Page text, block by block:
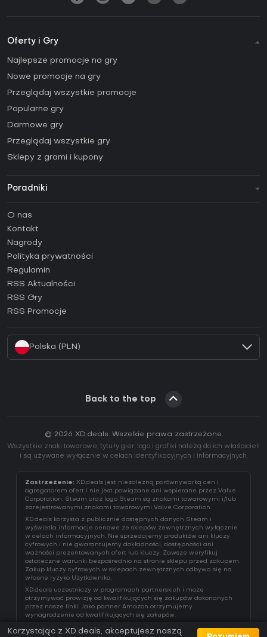
Oferty i Gry
Najlepsze promocje na gry
Nowe promocje na gry
Przeglądaj wszystkie promocje
Popularne gry
Darmowe gry
Przeglądaj wszystkie gry
Sklepy z grami i kupony
Poradniki
Poradniki
Jak aktywować klucz Steam (CD Key)?
Jak aktywować klucz Epic Games (CD Key)?
Jak aktywować klucz GOG (CD Key)?
Jak aktywować klucz Ubisoft Connect (CD Key)?
O nas
Kontakt
Nagrody
Polityka prywatności
Regulamin
RSS Aktualności
RSS Gry
RSS Promocje
Polska (PLN)
Back to the top
© 2026 XD.deals. Wszelkie prawa zastrzeżone.
Wszystkie znaki towarowe, tytuły gier, logo i grafiki należą do ich właścicieli
i są używane wyłącznie w celach identyfikacyjnych i informacyjnych.
Zastrzeżenie: XD.deals jest niezależną porównywarką cen i
agregatorem ofert i nie jest powiązane ani wspierane przez Valve
Corporation. Steam oraz logo Steam są znakami towarowymi i/lub
zarejestrowanymi znakami towarowymi Valve Corporation.
XD.deals korzysta z publicznie dostępnych danych Steam i
wyświetla informacje cenowe ze sklepów zewnętrznych wyłącznie
w celach informacyjnych. Nie sprzedajemy produktów ani kluczy
cyfrowych i nie gwarantujemy dokładności, dostępności ani
ważności prezentowanych ofert lub kluczy. Zawsze weryfikuj
ostateczne warunki bezpośrednio na stronie sklepu przed zakupem.
Zakup kluczy cyfrowych w sklepach zewnętrznych odbywa się na
własne ryzyko Użytkownika.
XD.deals uczestniczy w programach partnerskich i może
otrzymywać prowizję od kwalifikujących się zakupów dokonanych
przez nasze linki. Jako partner Amazon otrzymujemy
wynagrodzenie od kwalifikujących się zakupów.
Korzystając z XD.deals, akceptujesz naszą